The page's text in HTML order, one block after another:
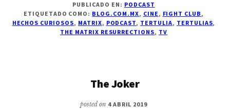
PUBLICADO EN: PODCAST
ETIQUETADO COMO: BLOG.COM.MX, CINE, FIGHT CLUB,
HECHOS CURIOSOS, MATRIX, PODCAST, TERTULIA, TERTULIAS,
THE MATRIX RESURRECTIONS, TV
The Joker
posted on 4 ABRIL 2019